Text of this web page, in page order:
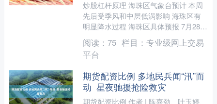
炒股杠杆原理 海珠区气象台预计 本周
先后受季风和中层低涡影响 海珠区有
明显降水过程 海珠区具体预报 7月28日
（周二），阴天，有中到大雨，26-
32℃； 7月2....
阅读： 75 栏目： 专业级网上交易
平台
期货配资比例 多地民兵闻“汛”而
动 星夜驰援抢险救灾
期货配资比例 作者 | 陈嘉劲、叶玉婷、